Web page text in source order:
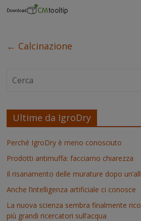
e
k
t
t
t
s
t
k
n
t
p
← Calcinazione
Ultime da IgroDry
Perché IgroDry è meno conosciuto
Prodotti antimuffa: facciamo chiarezza
Il risanamento delle murature dopo
Anche l’intelligenza artificiale ci conosce
La nuova scienza sembra finalmente
più grandi ricercatori sull’acqua